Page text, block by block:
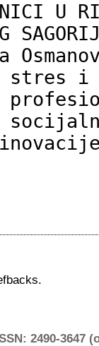
U
stres i
2490-3647